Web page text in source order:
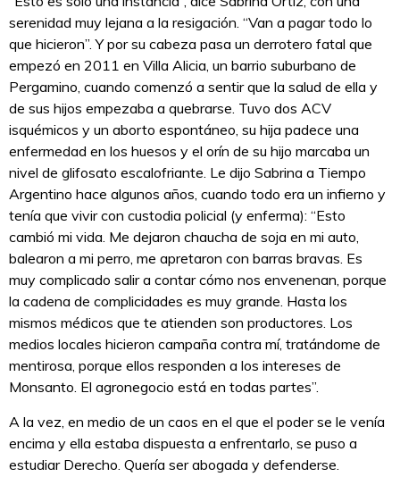
serenidad muy lejana a la resigación. “Van a pagar todo lo
que hicieron”. Y por su cabeza pasa un derrotero fatal que
empezó en 2011 en Villa Alicia, un barrio suburbano de
Pergamino, cuando comenzó a sentir que la salud de ella y
de sus hijos empezaba a quebrarse. Tuvo dos ACV
isquémicos y un aborto espontáneo, su hija padece una
enfermedad en los huesos y el orín de su hijo marcaba un
nivel de glifosato escalofriante. Le dijo Sabrina a Tiempo
Argentino hace algunos años, cuando todo era un infierno y
tenía que vivir con custodia policial (y enferma): “Esto
cambió mi vida. Me dejaron chaucha de soja en mi auto,
balearon a mi perro, me apretaron con barras bravas. Es
muy complicado salir a contar cómo nos envenenan, porque
la cadena de complicidades es muy grande. Hasta los
mismos médicos que te atienden son productores. Los
medios locales hicieron campaña contra mí, tratándome de
mentirosa, porque ellos responden a los intereses de
Monsanto. El agronegocio está en todas partes”.
A la vez, en medio de un caos en el que el poder se le venía
encima y ella estaba dispuesta a enfrentarlo, se puso a
estudiar Derecho. Quería ser abogada y defenderse.